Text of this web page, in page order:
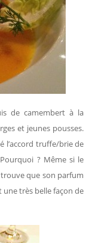
de camembert à la
et jeunes pousses.
l’accord truffe/brie de
? Même si le
que son parfum
une très belle façon de